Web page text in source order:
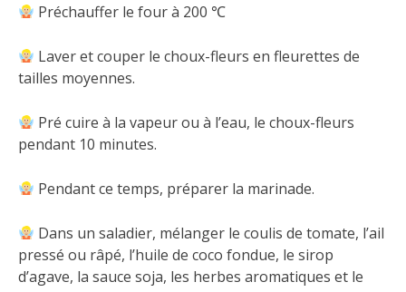
Préchauffer le four à 200 ℃
Laver et couper le choux-fleurs en fleurettes de
tailles moyennes.
Pré cuire à la vapeur ou à l’eau, le choux-fleurs
pendant 10 minutes.
Pendant ce temps, préparer la marinade.
Dans un saladier, mélanger le coulis de tomate, l’ail
pressé ou râpé, l’huile de coco fondue, le sirop
d’agave, la sauce soja, les herbes aromatiques et le